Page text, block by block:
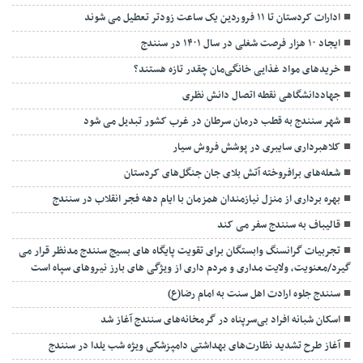
ادارات کردستان تا ۱۱ فروردین یک ساعت زودتر تعطیل می شوند
ایجاد ۱۰ هزار فرصت شغلی در سال ۱۴۰۱ در سنندج
خریدهای مواد غذایی خانگی‌مان چقدر تازه هستند؟
جهاددانشگاهی نقطه اتصال دانش نظری
شهر سنندج به قطب درمان سرطان در غرب کشور تبدیل می شود
کلاهبرداری سایبری در پوشش فروش سیار
شعله‌های برافروخته آتش بلای جان جنگل‌های کردستان
بهره برداری از منزل نیازمندان همزمان با ایام دهه فجر انقلاب در سنندج
قالیباف به سنندج سفر می کند
تجربیات گرانسنگ وابستگان برای تقویت پایگاه های بسیج سنندج مدنظر قرار می
گیرد/معنویت، ولایت مداری و مردم داری از ویژگی های بارز نیروهای سپاه است
سنندج جلوه ارادت اهل سنت به امام رضا(ع)
اسکان شبانه افراد بی‌سرپناه در گرمخانه‌های سنندج آغاز شد
آغاز طرح تشدید نظارت‌های بهداشتی دامپزشکی ویژه شب یلدا در سنندج